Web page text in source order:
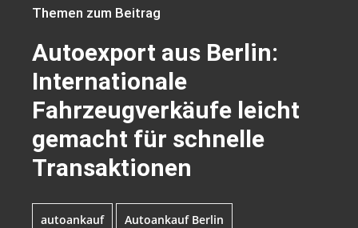
Themen zum Beitrag
Autoexport aus Berlin:
Internationale
Fahrzeugverkäufe leicht
gemacht für schnelle
Transaktionen
autoankauf Autoankauf Berlin